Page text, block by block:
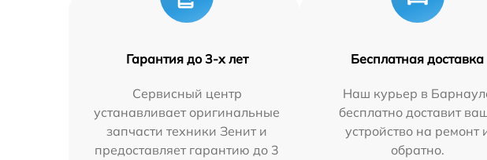
Гарантия до 3-х лет
Сервисный центр
устанавливает оригинальные
запчасти техники Зенит и
предоставляет гарантию до 3
Бесплатная доставка
Наш курьер в
бесплатно доставит
устройство на ремонт
обратно.